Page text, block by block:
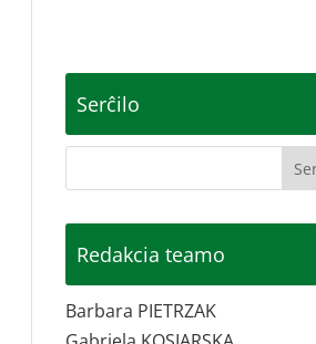
Serĉilo
Redakcia teamo
Barbara PIETRZAK